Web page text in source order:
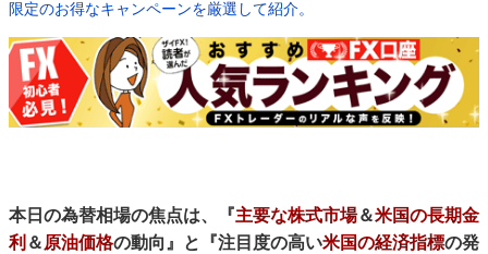
限定のお得なキャンペーンを厳選して紹介。
本日の為替相場の焦点は、『主要な株式市場＆米国の長期金
利 ＆原油価格の動向』と『注目度の高い米国の経済指標の発